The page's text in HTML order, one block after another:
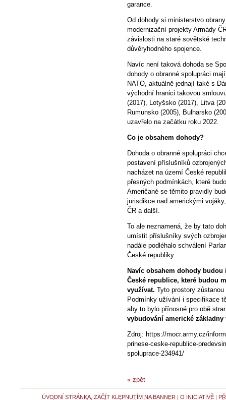
garance.
Od dohody si ministerstvo
modernizační projekty Armády
závislosti na staré sovětské
důvěryhodného spojence.
Navíc není taková dohoda se
dohody o obranné spolupráci
NATO, aktuálně jednají také s
východní hranici takovou
(2017), Lotyšsko (2017), Litva
Rumunsko (2005), Bulharsko
uzavřelo na začátku roku 2022.
Co je obsahem dohody?
Dohoda o obranné spolupráci
postavení příslušníků
nacházet na území České
přesných podmínkách, které
Američané se těmito pravidly
jurisdikce nad americkými
ČR a další.
To ale neznamená, že by tato
umístit příslušníky svých
nadále podléhalo schválení
České republiky.
Navíc obsahem dohody
České republice, které budou
využívat. Tyto prostory
Podmínky užívání i specifikace
aby to bylo přínosné pro obě
vybudování americké základny
Zdroj: https://mocr.army.cz/
prinese-ceske-republice-
spoluprace-234941/
« zpět
ÚVODNÍ STRÁNKA, ZAČÍT KLEPNUTÍM NA BANNER | O INICIATIVĚ|